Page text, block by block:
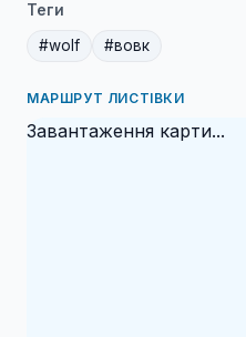
Теги
#wolf #вовк
МАРШРУТ ЛИСТІВКИ
Завантаження карти...